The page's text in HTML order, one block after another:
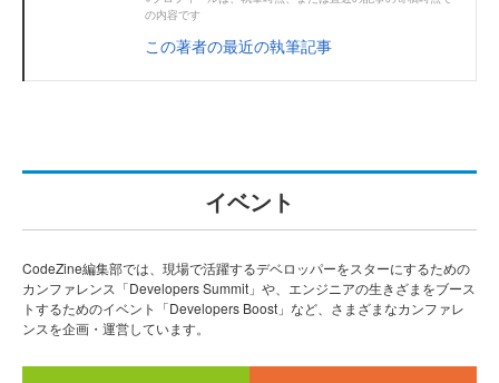
の内容です
この著者の最近の執筆記事
イベント
CodeZine編集部では、現場で活躍するデベロッパーをスターにするための
カンファレンス「Developers Summit」や、エンジニアの生きざまをブース
トするためのイベント「Developers Boost」など、さまざまなカンファレ
ンスを企画・運営しています。